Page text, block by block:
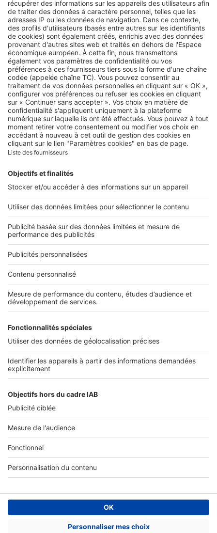
Retrouvez-nous sur …
A propos
Qui sommes-nous ?
Contacter le service client
Nous rejoindre
Presse
Nos applications
Découvrez nos applications
Services pro
Accès client
Informations légales
Politique Générale de Protection des Données
Charte éditeur
Paramétrer mes cookies
Digital Classifieds France SAS © 2024 - all rights